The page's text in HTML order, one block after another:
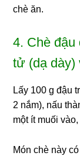
chè ăn.
4. Chè đậu
tử (dạ dày)
Lấy 100 g đậu
2 nắm), nấu
một ít muối
Món chè này